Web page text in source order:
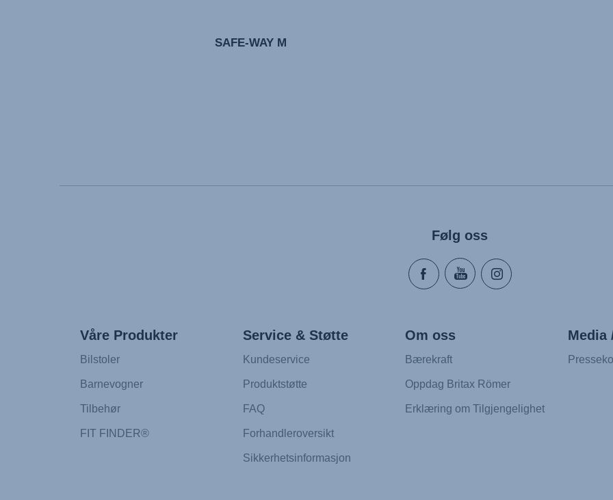
SAFE-WAY M
Følg oss
Våre Produkter
Bilstoler
Barnevogner
Tilbehør
FIT FINDER®
Service & Støtte
Kundeservice
Produktstøtte
FAQ
Forhandleroversikt
Sikkerhetsinformasjon
Om oss
Bærekraft
Oppdag Britax Römer
Erklæring om Tilgjengelighet
Media